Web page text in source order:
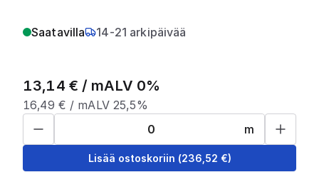
Saatavilla 14-21 arkipäivää
13,14 € / mALV 0%
16,49 € / mALV 25,5%
m
Lisää ostoskoriin (236,52 €)